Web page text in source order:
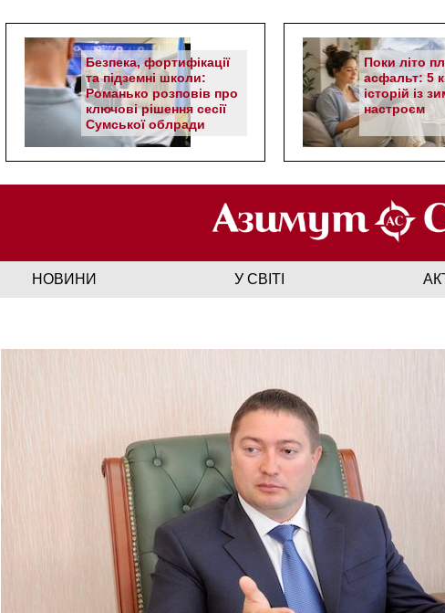
Безпека, фортифікації
та підземні школи:
Романько розповів про
ключові рішення сесії
Сумської облради
Поки літо
асфальт: 5
історій із
настроєм
НОВИНИ У СВІТІ